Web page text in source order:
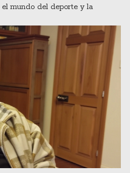
mundo del deporte y la